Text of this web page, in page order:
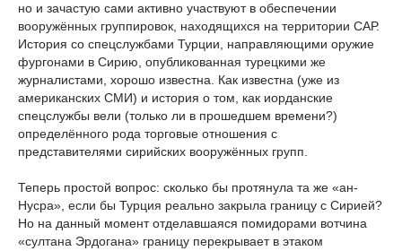
но и зачастую сами активно участвуют в обеспечении
вооружённых группировок, находящихся на территории САР.
История со спецслужбами Турции, направляющими оружие
фургонами в Сирию, опубликованная турецкими же
журналистами, хорошо известна. Как известна (уже из
американских СМИ) и история о том, как иорданские
спецслужбы вели (только ли в прошедшем времени?)
определённого рода торговые отношения с
представителями сирийских вооружённых групп.
Теперь простой вопрос: сколько бы протянула та же «ан-
Нусра», если бы Турция реально закрыла границу с Сирией?
Но на данный момент отделавшаяся помидорами вотчина
«султана Эрдогана» границу перекрывает в этаком